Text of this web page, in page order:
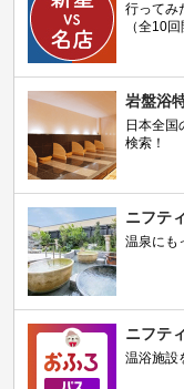
行ってみ
（全10
岩盤浴
日本全国
検索！
ニフテ
温泉にも
ニフテ
温浴施設